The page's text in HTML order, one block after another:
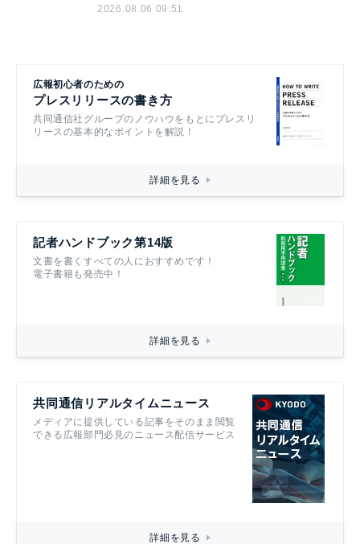
2026.08.06 09:51
広報初心者のための
プレスリリースの書き方
共同通信社グループのノウハウをもとにプレスリ
リースの基本的なポイントを解説！
詳細を見る
記者ハンドブック第14版
文書を書くすべての人におすすめです！
電子書籍も発売中！
詳細を見る
共同通信リアルタイムニュース
メディアに提供している記事をそのまま閲覧
できる広報部門必見のニュース配信サービス
詳細を見る